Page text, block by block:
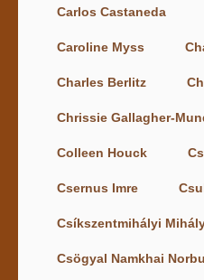
Carlos Castaneda
Caroline Myss
Charles Berlitz
Chrissie Gallagher-
Colleen Houck
Csernus Imre
Csíkszentmihályi
Csögyal Namkhai Norbu